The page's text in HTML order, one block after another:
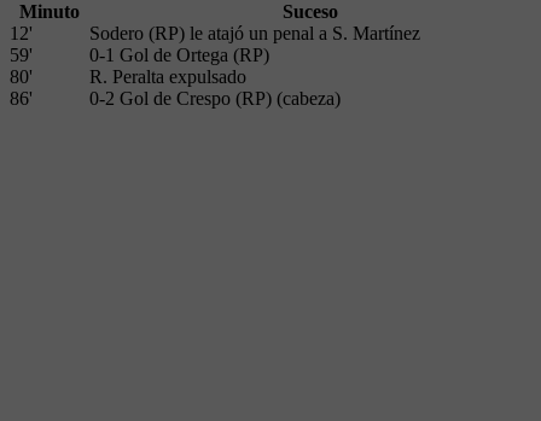
Minuto
Suceso
12'
Sodero (RP) le atajó un penal a S. Martínez
59'
0-1 Gol de Ortega (RP)
80'
R. Peralta expulsado
86'
0-2 Gol de Crespo (RP) (cabeza)